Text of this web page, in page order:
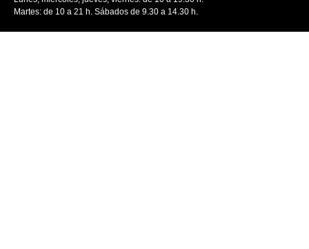
Martes: de 10 a 21 h. Sábados de 9.30 a 14.30 h.